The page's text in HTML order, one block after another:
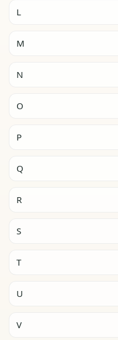
L
M
N
O
P
Q
R
S
T
U
V